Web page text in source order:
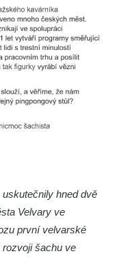
hned dvě
Velvary ve
první velvarské
šachu ve